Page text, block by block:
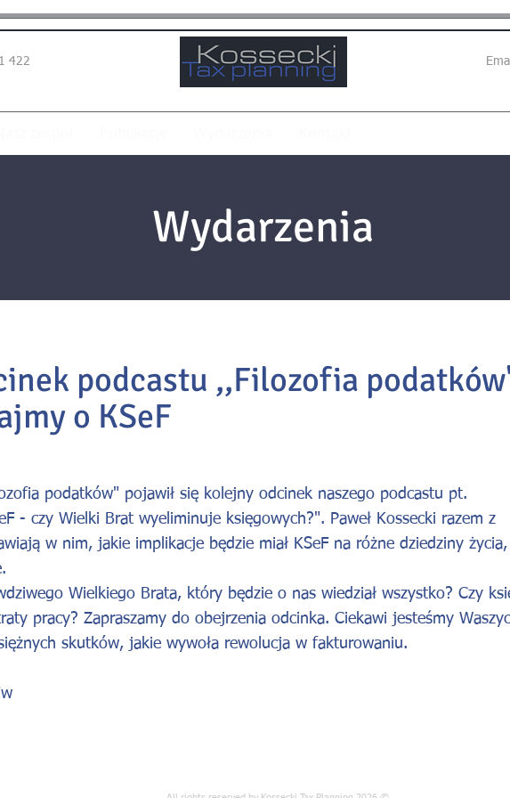
422
Wydarzenia
podcastu ,,Filozofia
o KSeF
podatków" pojawił się kolejny odcinek naszego podcastu pt.
- czy Wielki Brat wyeliminuje księgowych?". Paweł Kossecki razem z
w nim, jakie implikacje będzie miał KSeFna różne dziedziny życia,
Wielkiego Brata, który będzie o nas wiedział wszystko? Czy
pracy? Zapraszamy do obejrzenia odcinka. Ciekawi jesteśmy
skutków, jakie wywoła rewolucja w fakturowaniu.